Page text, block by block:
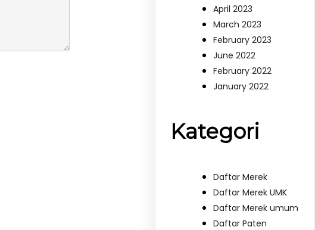
April 2023
March 2023
February 2023
June 2022
February 2022
January 2022
Kategori
Daftar Merek
Daftar Merek UMK
Daftar Merek umum
Daftar Paten